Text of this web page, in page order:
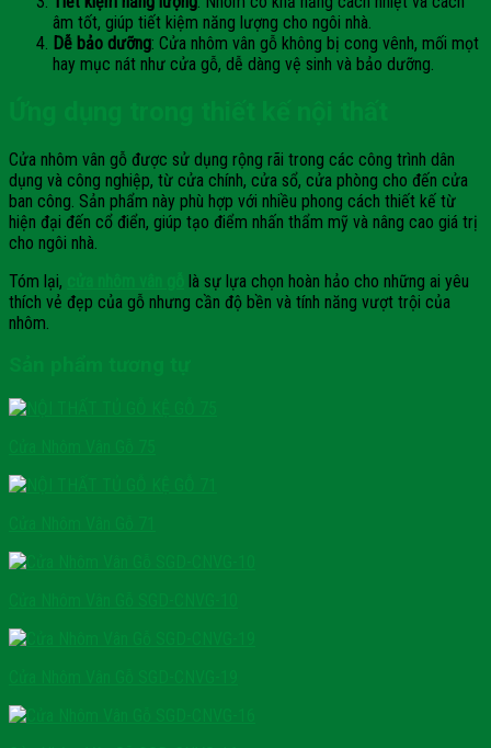
âm tốt, giúp tiết kiệm năng lượng cho ngôi nhà.
Dễ bảo dưỡng: Cửa nhôm vân gỗ không bị cong vênh, mối mọt
hay mục nát như cửa gỗ, dễ dàng vệ sinh và bảo dưỡng.
Cửa nhôm vân gỗ được sử dụng rộng rãi trong các công trình dân
dụng và công nghiệp, từ cửa chính, cửa sổ, cửa phòng cho đến cửa
ban công. Sản phẩm này phù hợp với nhiều phong cách thiết kế từ
hiện đại đến cổ điển, giúp tạo điểm nhấn thẩm mỹ và nâng cao giá trị
cho ngôi nhà.
Tóm lại,
là sự lựa chọn hoàn hảo cho những ai yêu
thích vẻ đẹp của gỗ nhưng cần độ bền và tính năng vượt trội của
nhôm.